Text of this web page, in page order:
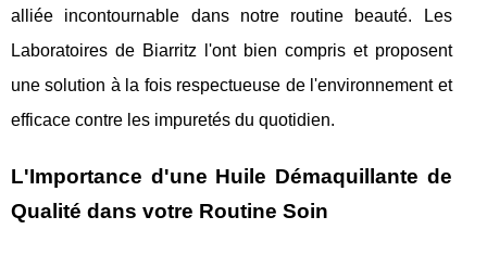
alliée incontournable dans notre routine beauté. Les
Laboratoires de Biarritz l'ont bien compris et proposent
une solution à la fois respectueuse de l'environnement et
efficace contre les impuretés du quotidien.
L'Importance d'une Huile Démaquillante de
Qualité dans votre Routine Soin